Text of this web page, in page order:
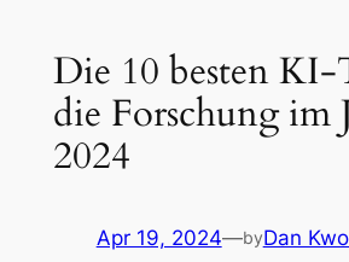
Die 10 besten
die Forschung im
2024
Apr 19, 2024—byDan